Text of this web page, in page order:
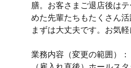
膳。お客さまご退店後は
めた先輩たちもたくさん
まずは大丈夫です。お気軽
業務内容（変更の範囲）：